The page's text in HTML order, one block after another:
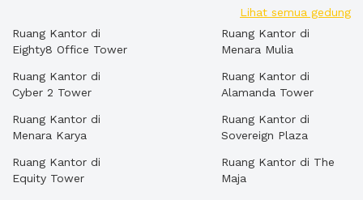
Lihat semua gedung
Ruang Kantor di
Eighty8 Office Tower
Ruang Kantor di
Cyber 2 Tower
Ruang Kantor di
Menara Karya
Ruang Kantor di
Equity Tower
Ruang Kantor di
Menara Mulia
Ruang Kantor di
Alamanda Tower
Ruang Kantor di
Sovereign Plaza
Ruang Kantor di The
Maja